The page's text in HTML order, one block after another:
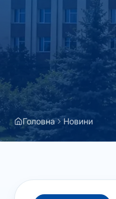
Головна Новини